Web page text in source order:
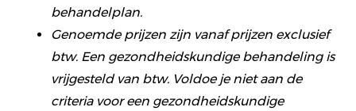
behandelplan.
Genoemde prijzen zijn vanaf prijzen exclusief
btw. Een gezondheidskundige behandeling is
vrijgesteld van btw. Voldoe je niet aan de
criteria voor een gezondheidskundige